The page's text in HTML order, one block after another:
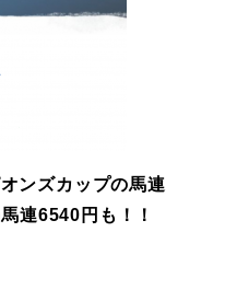
ンズカップの馬連
連6540円も！！